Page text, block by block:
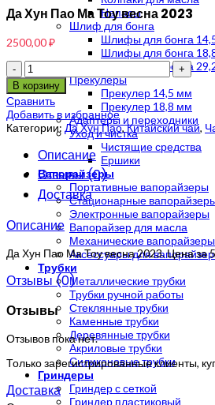
Напасы
Шлиф для бонга
Шлифы для бонга
Шлифы для бонга
Шлифы для бонга
Прекулеры
Прекулер 14,5 мм
Прекулер 18,8 мм
Адаптеры и переходники
Уход и чистка
Чистящие средства
Ершики
Вапорайзеры
Портативные вапорайзеры
Стационарные
Электронные вапорайзеры
Вапорайзер для масла
Механические вапорайзеры
Аксессуары для
Трубки
Металлические трубки
Трубки ручной работы
Стеклянные трубки
Каменные трубки
Деревянные трубки
Акриловые трубки
Силиконовые трубки
Гриндеры
Гриндер с сеткой
Гриндер пластиковый
Да Хун Пао Ма Тоу весна 2023
2500,00₽
Количество
В корзину
Сравнить
Добавить в избранное
Категории: Да Хун Пао,Китайский чай,
Описание
Отзывы (0)
Доставка
Описание
Да Хун Пао Ма Тоу весна 2023. Цена за
Отзывы (0)
Отзывы
Отзывов пока нет.
Только зарегистрированные клиенты,
Доставка